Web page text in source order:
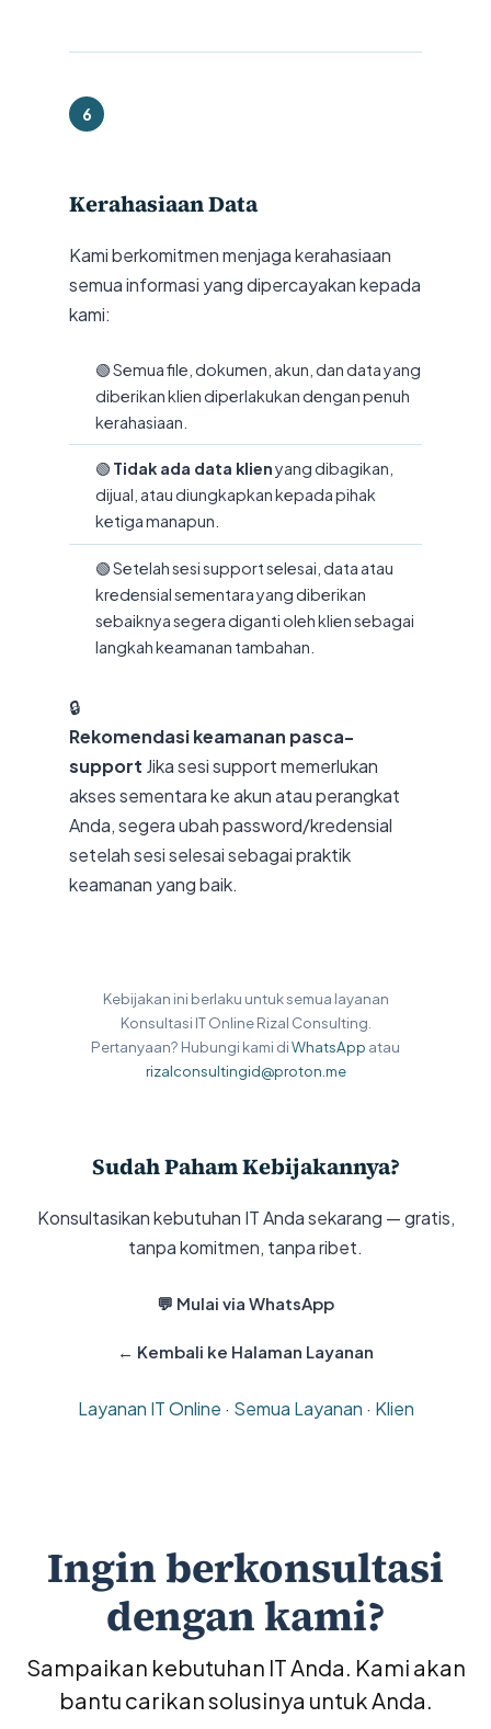
6
Kerahasiaan Data
Kami berkomitmen menjaga kerahasiaan
semua informasi yang dipercayakan kepada
kami:
🟢 Semua file, dokumen, akun, dan data yang
diberikan klien diperlakukan dengan penuh
kerahasiaan.
🟢 Tidak ada data klienyang dibagikan,
dijual, atau diungkapkan kepada pihak
ketiga manapun.
🟢 Setelah sesi support selesai, data atau
kredensial sementara yang diberikan
sebaiknya segera diganti oleh klien sebagai
langkah keamanan tambahan.
🔒
Rekomendasi keamanan pasca-
support Jika sesi support memerlukan
akses sementara ke akun atau perangkat
Anda, segera ubah password/kredensial
setelah sesi selesai sebagai praktik
keamanan yang baik.
Kebijakan ini berlaku untuk semua layanan
Konsultasi IT Online Rizal Consulting.
Pertanyaan? Hubungi kami diWhatsApp atau
rizalconsultingid@proton.me
Sudah Paham Kebijakannya?
Konsultasikan kebutuhan IT Anda sekarang — gratis,
tanpa komitmen, tanpa ribet.
💬 Mulai via WhatsApp
← Kembali ke Halaman Layanan
Layanan IT Online · Semua Layanan · Klien
Ingin berkonsultasi
dengan kami?
Sampaikan kebutuhan IT Anda. Kami akan
bantu carikan solusinya untuk Anda.